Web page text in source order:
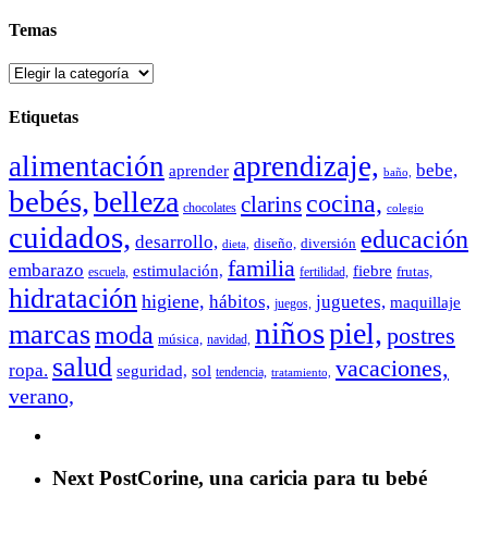
Temas
Temas
Etiquetas
alimentación aprender aprendizaje, baño, bebe,
bebés,belleza chocolates clarins cocina, colegio
cuidados, desarrollo, dieta, diseño, diversión educación
embarazo escuela, estimulación, familia fertilidad, fiebre frutas,
hidratación higiene, hábitos, juegos, juguetes, maquillaje
marcasmoda música, navidad, niñospiel, postres
ropa. salud seguridad, sol tendencia, tratamiento, vacaciones,
verano,
Next PostCorine, una caricia para tu bebé